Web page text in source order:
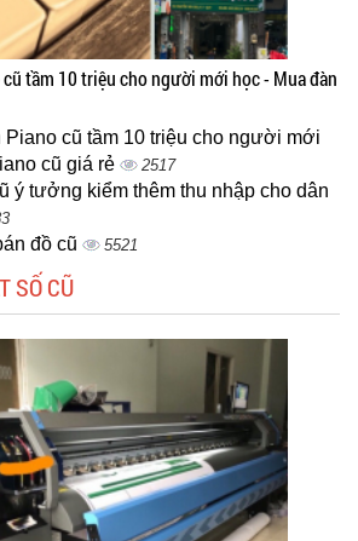
cũ tầm 10 triệu cho người mới học - Mua đàn
Piano cũ tầm 10 triệu cho người mới
cũ giá rẻ
2517
ý tưởng kiểm thêm thu nhập cho dân
đồ cũ 5521
SỐ CŨ